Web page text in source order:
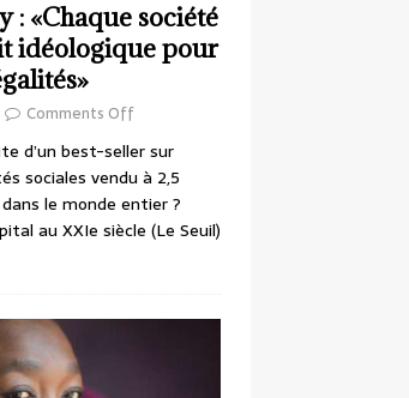
: «Chaque société
idéologique pour
Comments Off
d’un best-seller sur
sociales vendu à 2,5
le monde entier ?
au XXIe siècle (Le Seuil)